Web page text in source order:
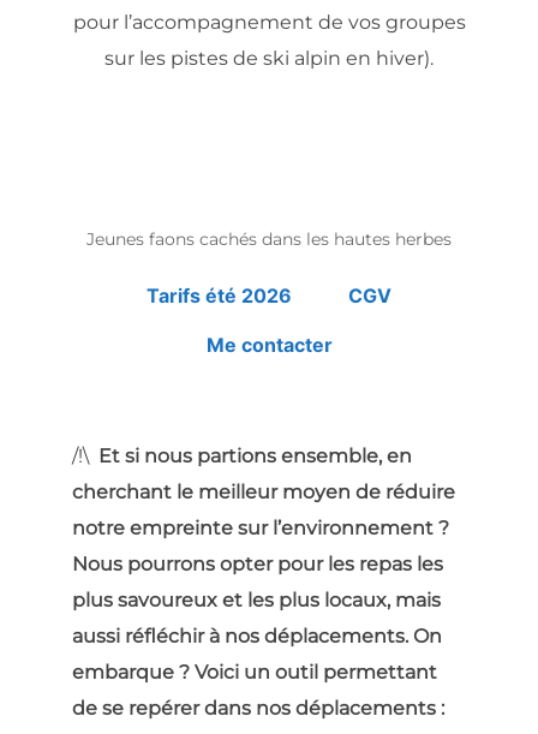
pour l’accompagnement de vos groupes
sur les pistes de ski alpin en hiver).
Jeunes faons cachés dans les hautes herbes
Tarifs été 2026 CGV
Me contacter
/!\ Et si nous partions ensemble, en
cherchant le meilleur moyen de réduire
notre empreinte sur l’environnement ?
Nous pourrons opter pour les repas les
plus savoureux et les plus locaux, mais
aussi réfléchir à nos déplacements. On
embarque ? Voici un outil permettant
de se repérer dans nos déplacements :